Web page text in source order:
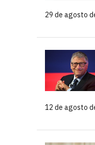
29 de agosto
12 de agosto